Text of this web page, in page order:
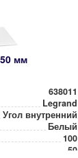
мм
638011
Legrand
Угол внутренний
Белый
100
50